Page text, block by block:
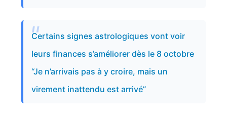
Certains signes astrologiques vont voir
leurs finances s’améliorer dès le 8 octobre
“Je n’arrivais pas à y croire, mais un
virement inattendu est arrivé”